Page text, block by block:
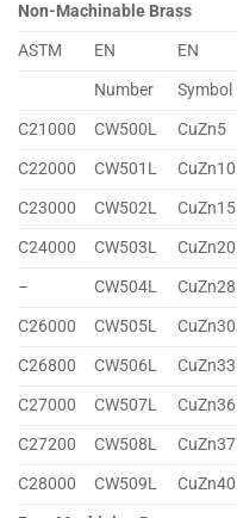
Non-Machinable Brass
ASTM
EN EN
Number
Symbol
C21000
CW500L CuZn5
C22000
CW501L CuZn10
C23000
CW502L CuZn15
C24000
CW503L CuZn20
–
CW504L CuZn28
C26000
CW505L CuZn30
C26800
CW506L CuZn33
C27000
CW507L CuZn36
C27200
CW508L CuZn37
C28000
CW509L CuZn40